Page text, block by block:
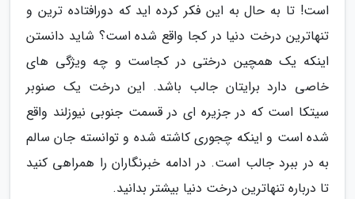
است! تا به حال به این فکر کرده اید که دورافتاده ترین و
تنهاترین درخت دنیا در کجا واقع شده است؟ شاید دانستن
اینکه یک همچین درختی در کجاست و چه ویژگی های
خاصی دارد برایتان جالب باشد. این درخت یک صنوبر
سیتکا است که در جزیره ای در قسمت جنوبی نیوزلند واقع
شده است و اینکه چجوری کاشته شده و توانسته جان سالم
به در ببرد جالب است. در ادامه خبرنگاران را همراهی کنید
تا درباره تنهاترین درخت دنیا بیشتر بدانید.